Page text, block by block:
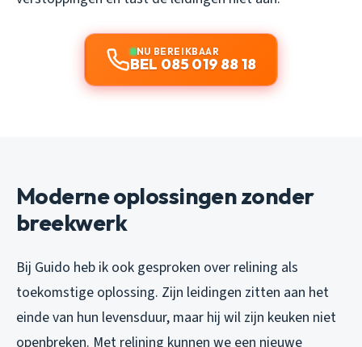
NU BEREIKBAAR
BEL 085 019 88 18
Moderne oplossingen zonder
breekwerk
Bij Guido heb ik ook gesproken over relining als
toekomstige oplossing. Zijn leidingen zitten aan het
einde van hun levensduur, maar hij wil zijn keuken niet
openbreken. Met relining kunnen we een nieuwe